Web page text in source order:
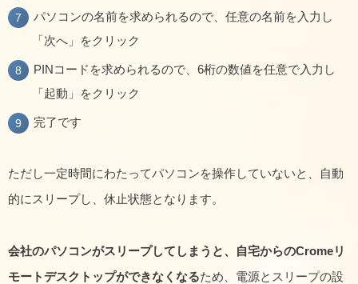
パソコンの名前を求められるので、任意の名前を入力し
「次へ」をクリック
PINコードを求められるので、6桁の数値を任意で入力し
「起動」をクリック
完了です
ただし一定時間にわたってパソコンを操作していないと、自動
的にスリープし、休止状態となります。
会社のパソコンがスリープしてしまうと、自宅からのCromeリ
モートデスクトップができなくなるため、電源とスリープの設